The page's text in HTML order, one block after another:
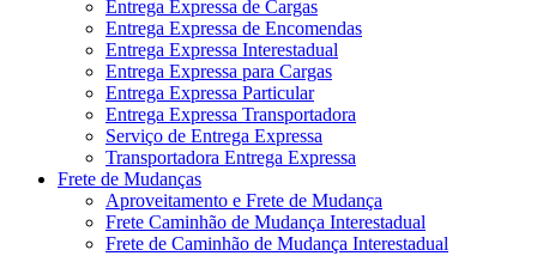
Entrega Expressa de Cargas
Entrega Expressa de Encomendas
Entrega Expressa Interestadual
Entrega Expressa para Cargas
Entrega Expressa Particular
Entrega Expressa Transportadora
Serviço de Entrega Expressa
Transportadora Entrega Expressa
Frete de Mudanças
Aproveitamento e Frete de Mudança
Frete Caminhão de Mudança Interestadual
Frete de Caminhão de Mudança Interestadual